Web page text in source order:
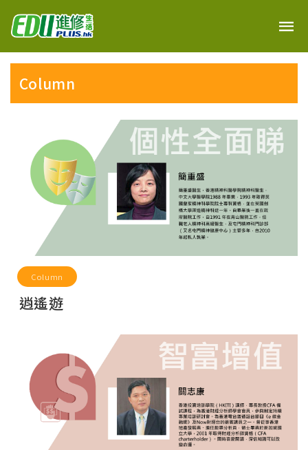
Column
Column
逍遙遊